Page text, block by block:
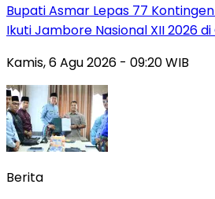
Bupati Asmar Lepas 77
Ikuti Jambore Nasional XII 2026
Kamis, 6 Agu 2026 - 09:20 WIB
Berita